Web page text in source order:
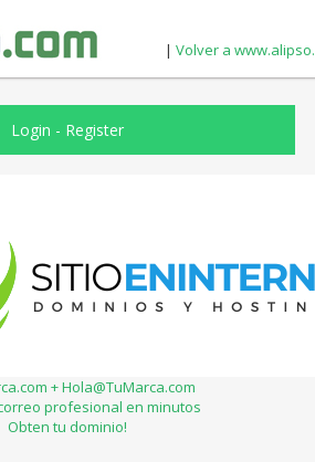
| Volver a
Login - Register
+ Hola@TuMarca.com
profesional en minutos
Obten tu dominio!